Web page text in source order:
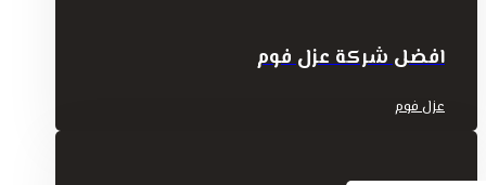
افضل شركة عزل فوم
عزل فوم